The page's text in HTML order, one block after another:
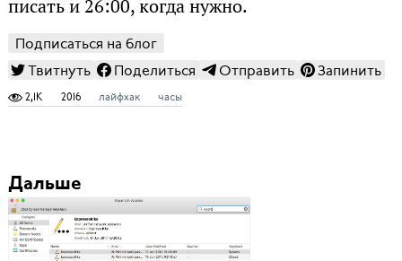
писать и 26:00, когда нужно.
Подписаться на блог
Твитнуть
Поделиться Отправить Запинить
2,1K 2016 лайфхак часы
Дальше